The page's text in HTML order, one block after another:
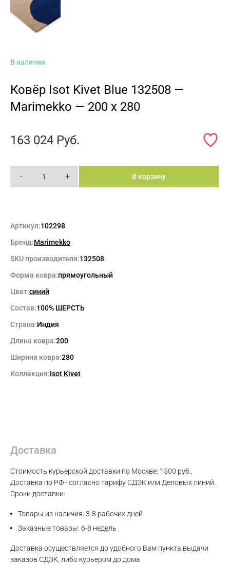
В наличии
Ковёр Isot Kivet Blue 132508 —
Marimekko — 200 x 280
163 024 Руб.
- + В корзину
Артикул:102298
Бренд:Marimekko
SKU производителя:132508
Форма ковра:прямоугольный
Цвет:синий
Состав:100% ШЕРСТЬ
Страна:Индия
Длина ковра:200
Ширина ковра:280
Коллекция:Isot Kivet
Доставка
Стоимость курьерской доставки по Москве: 1500 руб..
Доставка по РФ - согласно тарифу СДЭК или Деловых линий.
Сроки доставки:
Товары из наличия: 3-8 рабочих дней
Заказные товары: 6-8 недель
Доставка осуществляется до удобного Вам пункта выдачи
заказов СДЭК, либо курьером до дома
Max